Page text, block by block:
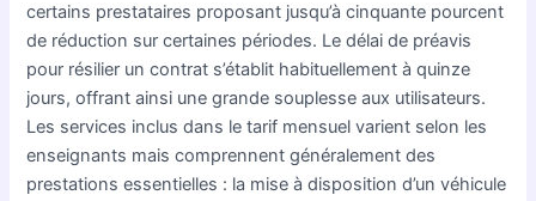
certains prestataires proposant jusqu’à cinquante pourcent
de réduction sur certaines périodes. Le délai de préavis
pour résilier un contrat s’établit habituellement à quinze
jours, offrant ainsi une grande souplesse aux utilisateurs.
Les services inclus dans le tarif mensuel varient selon les
enseignants mais comprennent généralement des
prestations essentielles : la mise à disposition d’un véhicule